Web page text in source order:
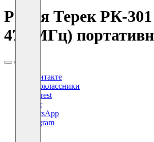
Рация Терек РК-
470 МГц)
ВКонтакте
Одноклассники
Pinterest
Viber
WhatsApp
Telegram